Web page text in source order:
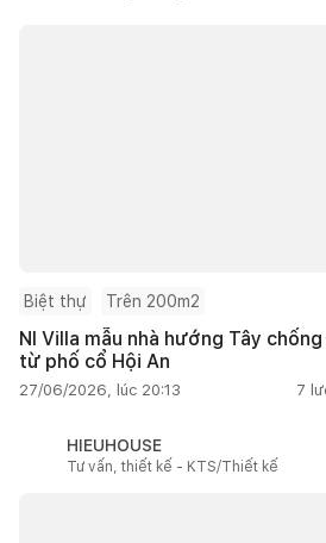
Biệt thự Trên 200m2
NI Villa mẫu nhà hướng Tây
từ phố cổ Hội An
27/06/2026, lúc 20:13 7
HIEUHOUSE
Tư vấn, thiết kế - KTS/Thiết kế